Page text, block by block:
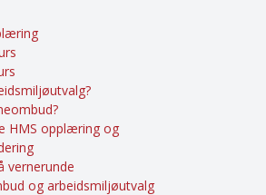
HMS opplæring og
vernerunde
og arbeidsmiljøutvalg